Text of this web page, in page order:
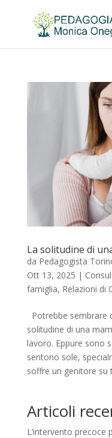
La solitudine di
da Pedagogista
Ott 13, 2025 |
famiglia, Relazioni di
Potrebbe sembrare
solitudine di una
lavoro. Eppure sono
sentono sole,
soffre un genitore su
Articoli
L’intervento precoce